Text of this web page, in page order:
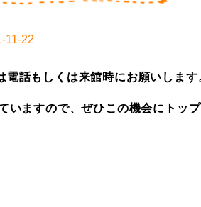
11-22
話もしくは来館時にお願いします
いますので、ぜひこの機会にトッ